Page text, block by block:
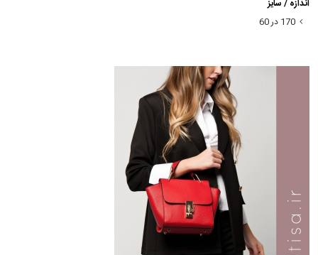
اندازه / سایز
170 در 60